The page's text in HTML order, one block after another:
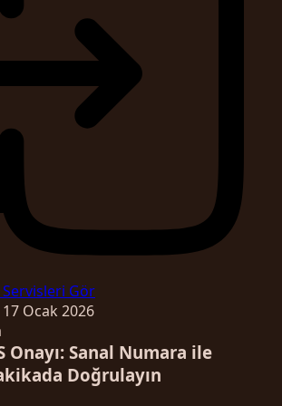
Gör
Ocak 2026
Onayı: Sanal Numara ile
Doğrulayın